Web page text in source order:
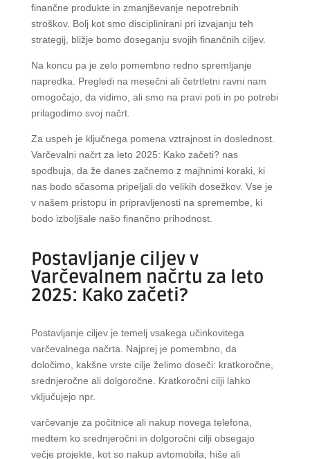
finančne produkte in zmanjševanje nepotrebnih
stroškov. Bolj kot smo disciplinirani pri izvajanju teh
strategij, bližje bomo doseganju svojih finančnih ciljev.
Na koncu pa je zelo pomembno redno spremljanje
napredka. Pregledi na mesečni ali četrtletni ravni nam
omogočajo, da vidimo, ali smo na pravi poti in po potrebi
prilagodimo svoj načrt.
Za uspeh je ključnega pomena vztrajnost in doslednost.
Varčevalni načrt za leto 2025: Kako začeti? nas
spodbuja, da že danes začnemo z majhnimi koraki, ki
nas bodo sčasoma pripeljali do velikih dosežkov. Vse je
v našem pristopu in pripravljenosti na spremembe, ki
bodo izboljšale našo finančno prihodnost.
Postavljanje ciljev v
Varčevalnem načrtu za leto
2025: Kako začeti?
Postavljanje ciljev je temelj vsakega učinkovitega
varčevalnega načrta. Najprej je pomembno, da
določimo, kakšne vrste cilje želimo doseči: kratkoročne,
srednjeročne ali dolgoročne. Kratkoročni cilji lahko
vključujejo npr.
varčevanje za počitnice ali nakup novega telefona,
medtem ko srednjeročni in dolgoročni cilji obsegajo
večje projekte, kot so nakup avtomobila, hiše ali